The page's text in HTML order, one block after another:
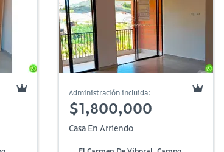
Administración incluida:
$1,800,000
Casa En Arriendo